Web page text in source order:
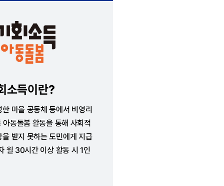
소득이란?
마을 공동체 등에서 비영리
동돌봄 활동을 통해 사회적
받지 못하는 도민에게 지급
월 30시간 이상 활동 시 1인